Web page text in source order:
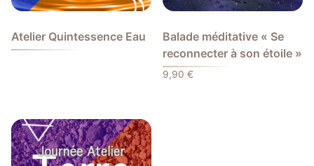
Atelier Quintessence Eau
Balade méditative « Se
reconnecter à son étoile »
9,90€